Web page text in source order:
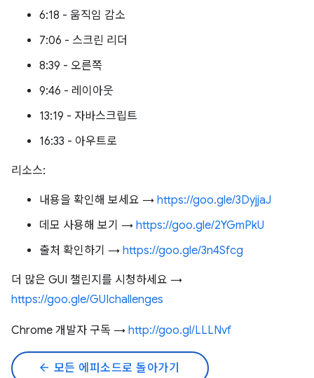
6:18 - 움직임 감소
7:06 - 스크린 리더
8:39 - 오른쪽
9:46 - 레이아웃
13:19 - 자바스크립트
16:33 - 아우트로
리소스:
내용을 확인해 보세요 → https://goo.gle/3DyjjaJ
데모 사용해 보기 → https://goo.gle/2YGmPkU
출처 확인하기 → https://goo.gle/3n4Sfcg
더 많은 GUI 챌린지를 시청하세요 →
https://goo.gle/GUIchallenges
Chrome 개발자 구독 → http://goo.gl/LLLNvf
arrow_back 모든 에피소드로 돌아가기